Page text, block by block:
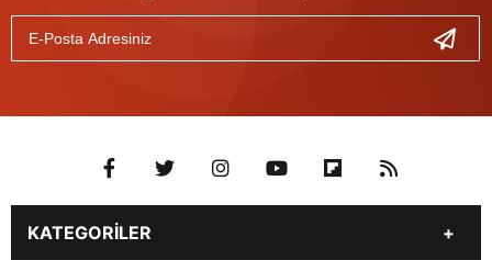
KATEGORİLER